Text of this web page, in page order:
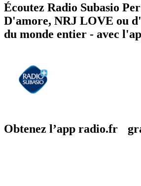
Écoutez Radio Subasio
D'amore, NRJ LOVE ou
du monde entier - avec
Obtenez l’app radio.fr